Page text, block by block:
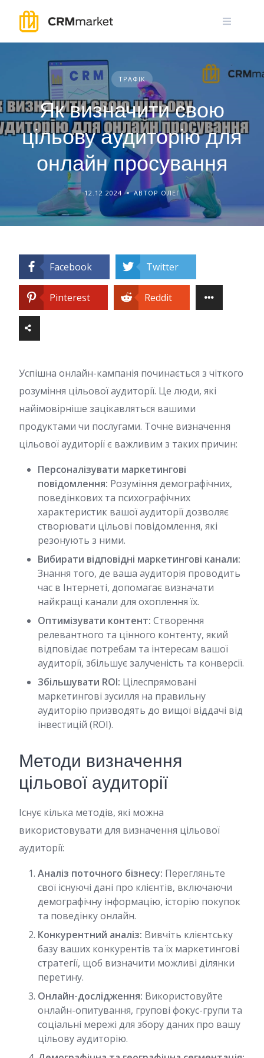
content
ТРАФІК
Як визначити свою
цільову аудиторію для
онлайн просування
12.12.2024 АВТОР ОЛЕГ
Facebook Twitter
Pinterest Reddit
Успішна онлайн-кампанія починається з чіткого
розуміння цільової аудиторії. Це люди, які
найімовірніше зацікавляться вашими
продуктами чи послугами. Точне визначення
цільової аудиторії є важливим з таких причин:
Персоналізувати маркетингові
повідомлення: Розуміння демографічних,
поведінкових та психографічних
характеристик вашої аудиторії дозволяє
створювати цільові повідомлення, які
резонують з ними.
Вибирати відповідні маркетингові канали:
Знання того, де ваша аудиторія проводить
час в Інтернеті, допомагає визначати
найкращі канали для охоплення їх.
Оптимізувати контент: Створення
релевантного та цінного контенту, який
відповідає потребам та інтересам вашої
аудиторії, збільшує залученість та конверсії.
Збільшувати ROI: Цілеспрямовані
маркетингові зусилля на правильну
аудиторію призводять до вищої віддачі від
інвестицій (ROI).
Методи визначення
цільової аудиторії
Існує кілька методів, які можна
використовувати для визначення цільової
аудиторії:
Аналіз поточного бізнесу: Перегляньте
свої існуючі дані про клієнтів, включаючи
демографічну інформацію, історію покупок
та поведінку онлайн.
Конкурентний аналіз: Вивчіть клієнтську
базу ваших конкурентів та їх маркетингові
стратегії, щоб визначити можливі ділянки
перетину.
Онлайн-дослідження: Використовуйте
онлайн-опитування, групові фокус-групи та
соціальні мережі для збору даних про вашу
цільову аудиторію.